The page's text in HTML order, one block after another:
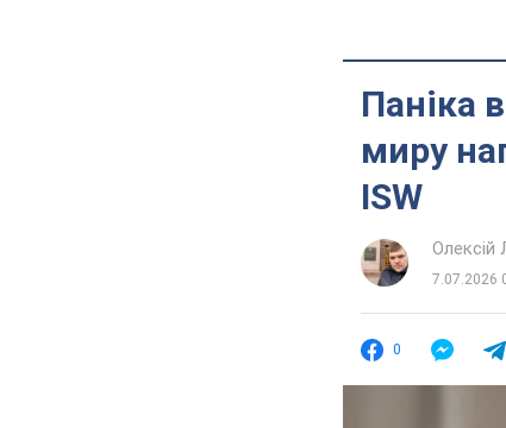
Паніка
миру
ISW
Олексій
7.07.2026
0